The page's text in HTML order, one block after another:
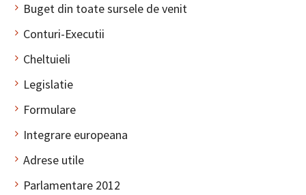
Buget din toate sursele de venit
Conturi-Executii
Cheltuieli
Legislatie
Formulare
Integrare europeana
Adrese utile
Parlamentare 2012